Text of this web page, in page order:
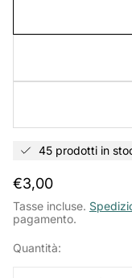
45 prodotti in
Prezzo
normale
€3,00
Tasse incluse.
pagamento.
Quantità: